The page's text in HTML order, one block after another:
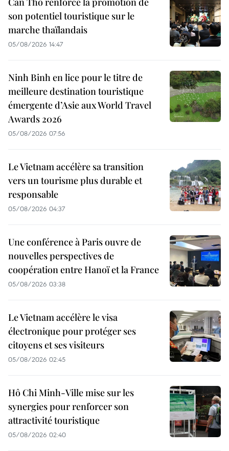
son potentiel touristique sur le
marche thaïlandais
05/08/2026 14:47
Ninh Binh en lice pour le titre de
meilleure destination touristique
émergente d’Asie aux World Travel
Awards 2026
05/08/2026 07:56
Le Vietnam accélère sa transition
vers un tourisme plus durable et
responsable
05/08/2026 04:37
Une conférence à Paris ouvre de
nouvelles perspectives de
coopération entre Hanoï et la France
05/08/2026 03:38
Le Vietnam accélère le visa
électronique pour protéger ses
citoyens et ses visiteurs
05/08/2026 02:45
Hô Chi Minh-Ville mise sur les
synergies pour renforcer son
attractivité touristique
05/08/2026 02:40